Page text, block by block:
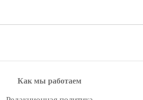
Как мы работаем